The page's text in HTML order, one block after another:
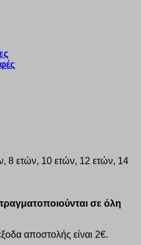
8 ετών, 10 ετών, 12 ετών, 14
σε όλη
αποστολής είναι 2€.